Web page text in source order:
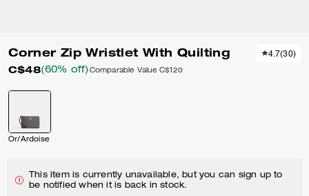
Corner Zip Wristlet With Quilting
C$48(60% off) Comparable Value C$120
4.7(30)
Or/Ardoise
This item is currently unavailable, but you can sign up to
be notified when it is back in stock.